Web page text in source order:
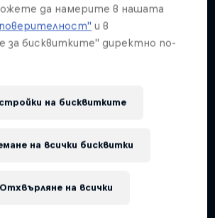
да намерите в нашата
и в
за бисквитките" директно по-
на бисквитките
Отхвърляне на всички
на всички бисквитки